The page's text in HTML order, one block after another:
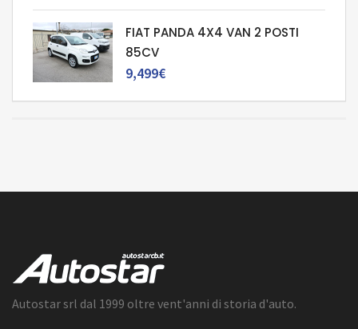
FIAT PANDA 4X4 VAN 2 POSTI
85CV
9,499€
Autostar srl dal 1999 oltre vent'anni di storia d'auto.